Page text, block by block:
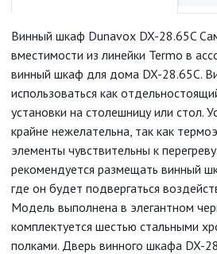
Винный шкаф Dunavox DX-28.65C
вместимости из линейки Termo в
винный шкаф для дома DX-28.65C.
использоваться как
установки на столешницу или стол.
крайне нежелательна, так как
элементы чувствительны к
рекомендуется размещать винный
где он будет подвергаться
Модель выполнена в элегантном
комплектуется шестью стальными
полками. Дверь винного шкафа DX-